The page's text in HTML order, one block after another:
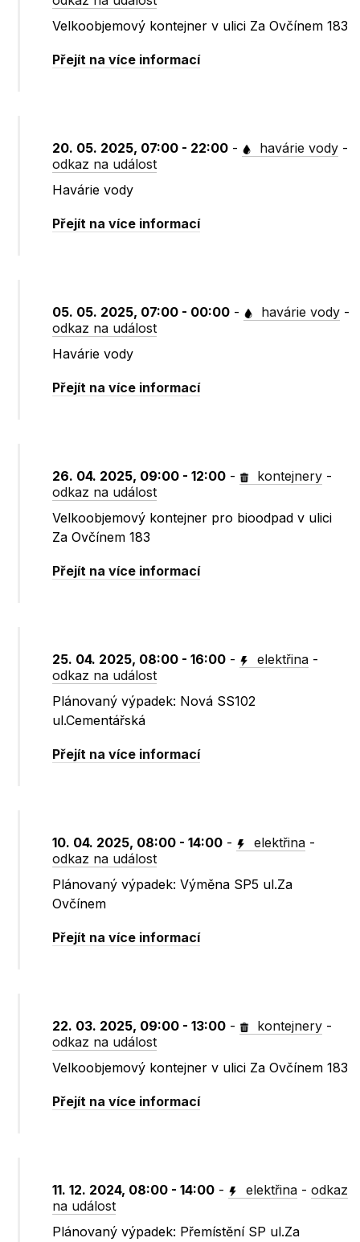
Velkoobjemový kontejner v ulici Za Ovčínem 183
Přejít na více informací
20. 05. 2025, 07:00 - 22:00 - havárie vody -
odkaz na událost
Havárie vody
Přejít na více informací
05. 05. 2025, 07:00 - 00:00 - havárie vody -
odkaz na událost
Havárie vody
Přejít na více informací
26. 04. 2025, 09:00 - 12:00 - kontejnery -
odkaz na událost
Velkoobjemový kontejner pro bioodpad v ulici
Za Ovčínem 183
Přejít na více informací
25. 04. 2025, 08:00 - 16:00 - elektřina -
odkaz na událost
Plánovaný výpadek: Nová SS102
ul.Cementářská
Přejít na více informací
10. 04. 2025, 08:00 - 14:00 - elektřina -
odkaz na událost
Plánovaný výpadek: Výměna SP5 ul.Za
Ovčínem
Přejít na více informací
22. 03. 2025, 09:00 - 13:00 - kontejnery -
odkaz na událost
Velkoobjemový kontejner v ulici Za Ovčínem 183
Přejít na více informací
11. 12. 2024, 08:00 - 14:00 - elektřina -odkaz
na událost
Plánovaný výpadek: Přemístění SP ul.Za